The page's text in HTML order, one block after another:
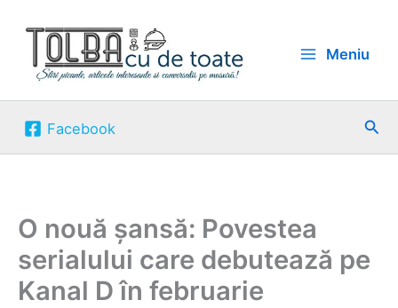
content
Meniu
Facebook
O nouă șansă: Povestea
serialului care debutează pe
Kanal D în februarie